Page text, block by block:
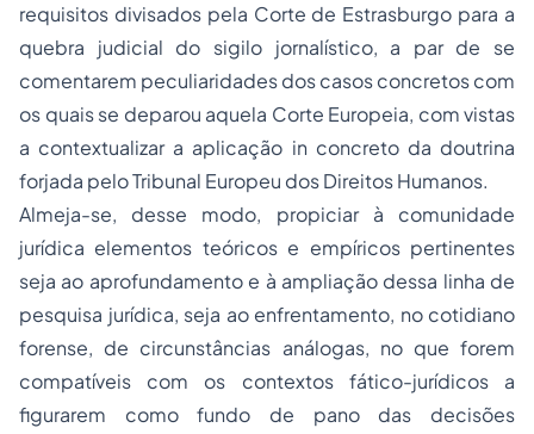
requisitos divisados pela Corte de Estrasburgo para a
quebra judicial do sigilo jornalístico, a par de se
comentarem peculiaridades dos casos concretos com
os quais se deparou aquela Corte Europeia, com vistas
a contextualizar a aplicação in concretoda doutrina
forjada pelo Tribunal Europeu dos Direitos Humanos.
Almeja-se, desse modo, propiciar à comunidade
jurídica elementos teóricos e empíricos pertinentes
seja ao aprofundamento e à ampliação dessa linha de
pesquisa jurídica, seja ao enfrentamento, no cotidiano
forense, de circunstâncias análogas, no que forem
compatíveis com os contextos fático-jurídicos a
figurarem como fundo de pano das decisões